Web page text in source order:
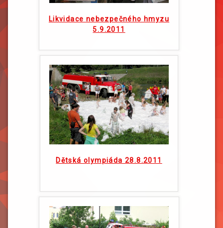
Likvidace nebezpečného hmyzu
5.9.2011
Dětská olympiáda 28.8.2011